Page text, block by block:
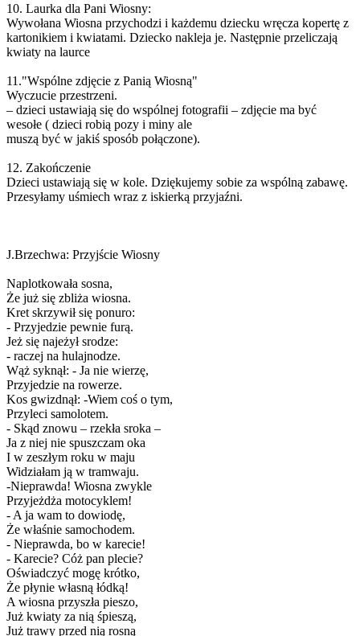
10. Laurka dla Pani Wiosny:
Wywołana Wiosna przychodzi i każdemu dziecku wręcza kopertę z
kartonikiem i kwiatami. Dziecko nakleja je. Następnie przeliczają
kwiaty na laurce
11."Wspólne zdjęcie z Panią Wiosną"
Wyczucie przestrzeni.
– dzieci ustawiają się do wspólnej fotografii – zdjęcie ma być
wesołe ( dzieci robią pozy i miny ale
muszą być w jakiś sposób połączone).
12. Zakończenie
Dzieci ustawiają się w kole. Dziękujemy sobie za wspólną zabawę.
Przesyłamy uśmiech wraz z iskierką przyjaźni.
J.Brzechwa: Przyjście Wiosny
Naplotkowała sosna,
Że już się zbliża wiosna.
Kret skrzywił się ponuro:
- Przyjedzie pewnie furą.
Jeż się najeżył srodze:
- raczej na hulajnodze.
Wąż syknął: - Ja nie wierzę,
Przyjedzie na rowerze.
Kos gwizdnął: -Wiem coś o tym,
Przyleci samolotem.
- Skąd znowu – rzekła sroka –
Ja z niej nie spuszczam oka
I w zeszłym roku w maju
Widziałam ją w tramwaju.
-Nieprawda! Wiosna zwykle
Przyjeżdża motocyklem!
- A ja wam to dowiodę,
Że właśnie samochodem.
- Nieprawda, bo w karecie!
- Karecie? Cóż pan plecie?
Oświadczyć mogę krótko,
Że płynie własną łódką!
A wiosna przyszła pieszo,
Już kwiaty za nią śpieszą,
Już trawy przed nią rosną